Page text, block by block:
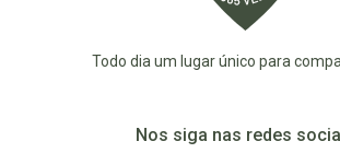
Todo dia um lugar único para
Nos siga nas redes